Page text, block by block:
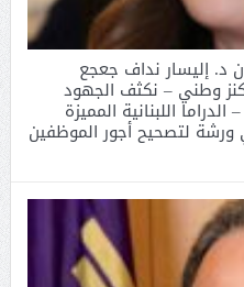
د. إليسار نداف جعجع
وطني – نكثف الجهود
مباريات كأس العالم 2026 – الدراما اللبنانية المميزة
لتصحيح أجور الموظفين